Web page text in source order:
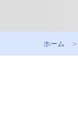
ホーム